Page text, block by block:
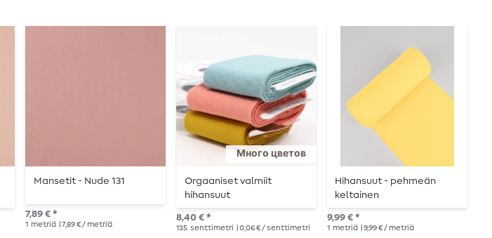
Mansetit - Nude 131
7,89 € *
1 metriä | 7,89 € / metriä
Много цветов
Orgaaniset valmiit
hihansuut
8,40 € *
135 senttimetri | 0,06 € / senttimetri
Hihansuut - pehmeän
keltainen
9,99 € *
1 metriä | 9,99 € / metriä